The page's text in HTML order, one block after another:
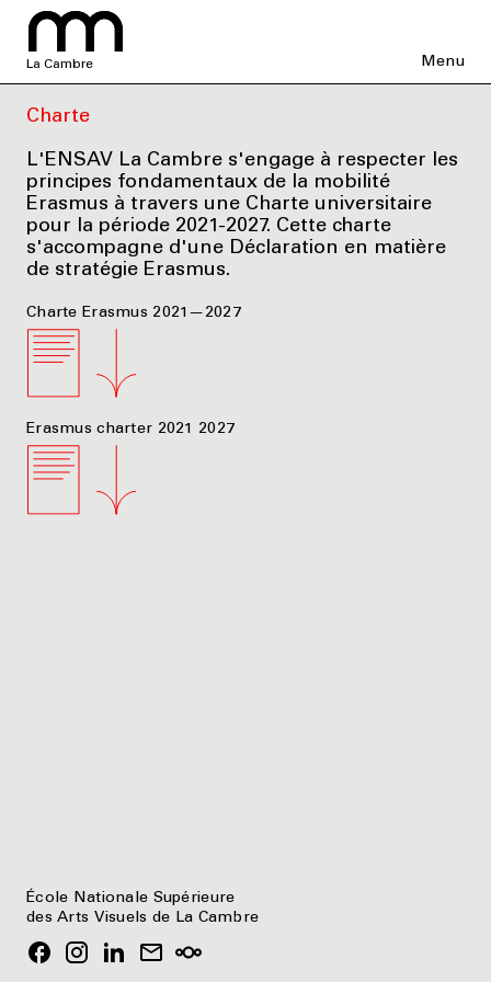
La Cambre Menu
Charte
L'ENSAV La Cambre s'engage à respecter les
principes fondamentaux de la mobilité
Erasmus à travers une Charte universitaire
pour la période 2021-2027. Cette charte
s'accompagne d'une Déclaration en matière
de stratégie Erasmus.
Charte Erasmus 2021—2027
Erasmus charter 2021 2027
École Nationale Supérieure
des Arts Visuels de La Cambre